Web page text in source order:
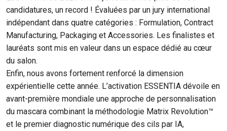
candidatures, un record ! Évaluées par un jury international
indépendant dans quatre catégories : Formulation, Contract
Manufacturing, Packaging et Accessories. Les finalistes et
lauréats sont mis en valeur dans un espace dédié au cœur
du salon.
Enfin, nous avons fortement renforcé la dimension
expérientielle cette année. L’activation ESSENTIA dévoile en
avant-première mondiale une approche de personnalisation
du mascara combinant la méthodologie Matrix Revolution™
et le premier diagnostic numérique des cils par IA,